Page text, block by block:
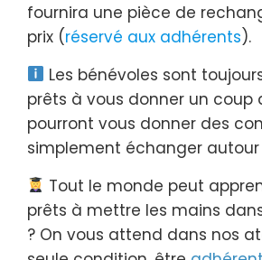
fournira une pièce de
prix (réservé aux adhérents).
Les bénévoles sont
prêts à vous donner un coup
pourront vous donner des
simplement échanger autour
Tout le monde peut
prêts à mettre les mains
? On vous attend dans nos